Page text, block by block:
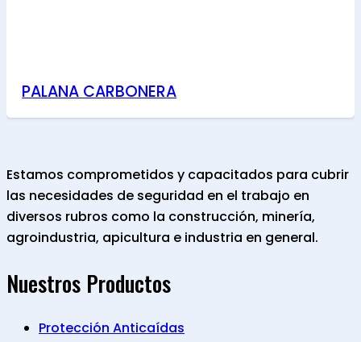
PALANA CARBONERA
Estamos comprometidos y capacitados para cubrir
las necesidades de seguridad en el trabajo en
diversos rubros como la construcción, minería,
agroindustria, apicultura e industria en general.
Nuestros Productos
Protección Anticaídas